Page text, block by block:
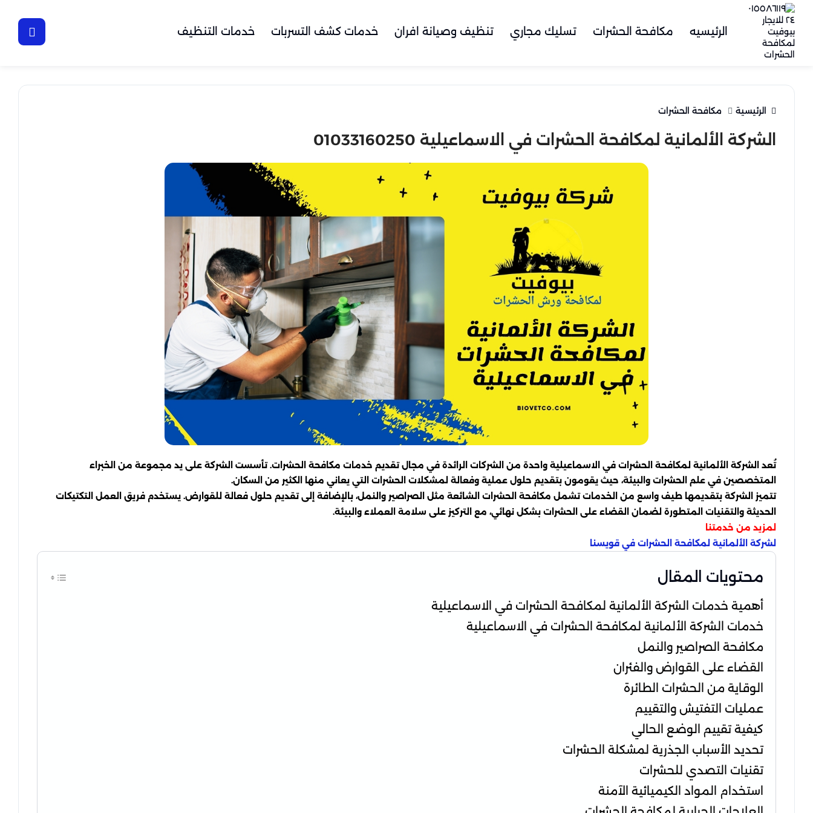
الرئيسيه مكافحة الحشرات تسليك مجاري تنظيف وصيانة افران خدمات كشف التسربات خدمات التنظيف
الرئيسية مكافحة الحشرات
الشركة الألمانية لمكافحة الحشرات في الاسماعيلية 01033160250
تُعد الشركة الألمانية لمكافحة الحشرات في الاسماعيلية واحدة من الشركات الرائدة في مجال تقديم خدمات مكافحة الحشرات. تأسست الشركة على يد مجموعة من الخبراء
المتخصصين في علم الحشرات والبيئة، حيث يقومون بتقديم حلول عملية وفعالة لمشكلات الحشرات التي يعاني منها الكثير من السكان.
تتميز الشركة بتقديمها طيف واسع من الخدمات تشمل مكافحة الحشرات الشائعة مثل الصراصير والنمل، بالإضافة إلى تقديم حلول فعالة للقوارض. يستخدم فريق العمل التكتيكات
الحديثة والتقنيات المتطورة لضمان القضاء على الحشرات بشكل نهائي، مع التركيز على سلامة العملاء والبيئة.
لمزيد من خدمتنا
لشركة الألمانية لمكافحة الحشرات في قويسنا
محتويات المقال
أهمية خدمات الشركة الألمانية لمكافحة الحشرات في الاسماعيلية
خدمات الشركة الألمانية لمكافحة الحشرات في الاسماعيلية
مكافحة الصراصير والنمل
القضاء على القوارض والفئران
الوقاية من الحشرات الطائرة
عمليات التفتيش والتقييم
كيفية تقييم الوضع الحالي
تحديد الأسباب الجذرية لمشكلة الحشرات
تقنيات التصدي للحشرات
استخدام المواد الكيميائية الآمنة